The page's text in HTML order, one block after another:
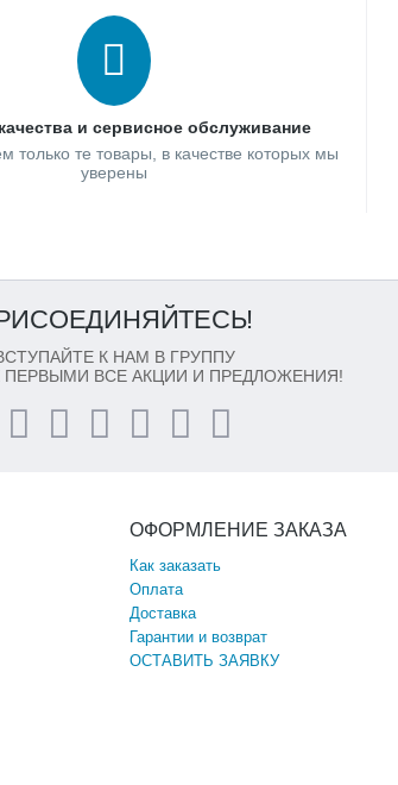
и сервисное обслуживание
только те товары, в качестве которых мы
уверены
К НАМ В ГРУППУ
ПЕРВЫМИ ВСЕ АКЦИИ И ПРЕДЛОЖЕНИЯ!
ОФОРМЛЕНИЕ ЗАКАЗА
Как заказать
Оплата
Доставка
Гарантии и возврат
ОСТАВИТЬ ЗАЯВКУ